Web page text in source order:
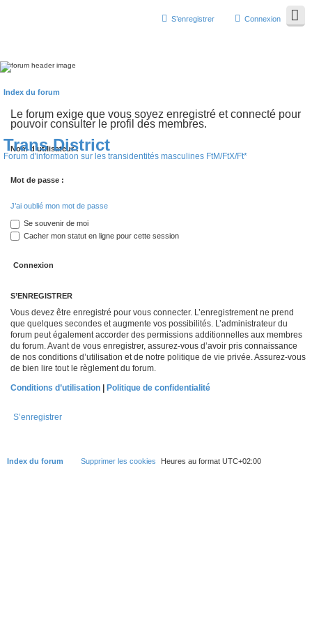
Connexion
S’enregistrer
Trans District
Forum d'information sur les transidentités masculines FtM/FtX/Ft*
Index du forum
Le forum exige que vous soyez enregistré et connecté pour
pouvoir consulter le profil des membres.
Nom d’utilisateur :
Mot de passe :
J’ai oublié mon mot de passe
Se souvenir de moi
Cacher mon statut en ligne pour cette session
S’ENREGISTRER
Vous devez être enregistré pour vous connecter. L’enregistrement ne prend
que quelques secondes et augmente vos possibilités. L’administrateur du
forum peut également accorder des permissions additionnelles aux membres
du forum. Avant de vous enregistrer, assurez-vous d’avoir pris connaissance
de nos conditions d’utilisation et de notre politique de vie privée. Assurez-vous
de bien lire tout le règlement du forum.
Conditions d’utilisation | Politique de confidentialité
S’enregistrer
Index du forum Supprimer les cookies Heures au format UTC+02:00